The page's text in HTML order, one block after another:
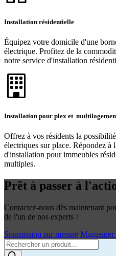
Installation résidentielle
Équipez votre domicile d'une
électrique. Profitez de la
notre service d'installation
Installation pour plex et
Offrez à vos résidents la
électriques sur place. Répondez à
d'installation pour immeubles
multiples.
Prêt à passer à
Contactez-nous dès maintenant
de l'un de nos experts !
Soumission sur mesure
Products
search